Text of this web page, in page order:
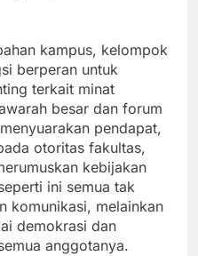
kampus, kelompok
berperan untuk
terkait minat
besar dan forum
pendapat,
otoritas fakultas,
kebijakan
ini semua tak
komunikasi, melainkan
demokrasi dan
anggotanya.